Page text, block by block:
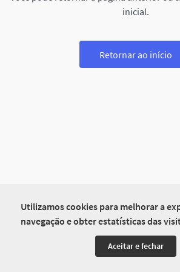
Utilizamos cookies para melhorar a
navegação e obter estatísticas das
Aceitar e fechar
inicial.
Retornar ao início